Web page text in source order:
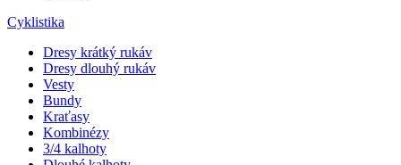
Cyklistika
Dresy krátký rukáv
Dresy dlouhý rukáv
Vesty
Bundy
Kraťasy
Kombinézy
3/4 kalhoty